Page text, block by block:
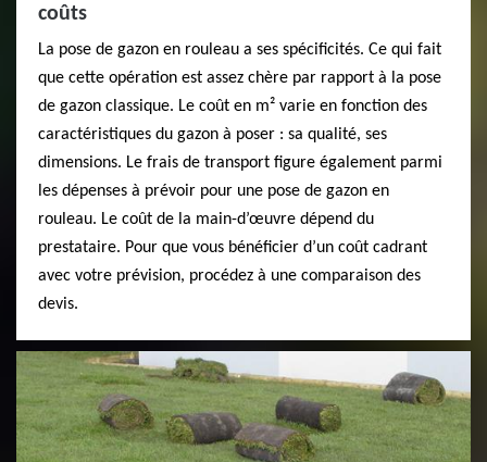
coûts
La pose de gazon en rouleau a ses spécificités. Ce qui fait
que cette opération est assez chère par rapport à la pose
de gazon classique. Le coût en m² varie en fonction des
caractéristiques du gazon à poser : sa qualité, ses
dimensions. Le frais de transport figure également parmi
les dépenses à prévoir pour une pose de gazon en
rouleau. Le coût de la main-d’œuvre dépend du
prestataire. Pour que vous bénéficier d’un coût cadrant
avec votre prévision, procédez à une comparaison des
devis.